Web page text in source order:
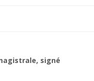
signé